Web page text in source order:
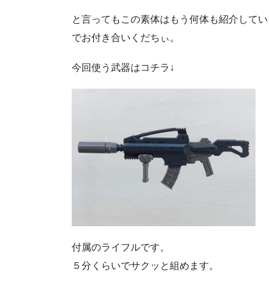
と言ってもこの素体はもう何体も紹介して
でお付き合いくだちぃ。
今回使う武器はコチラ↓
付属のライフルです。
５分くらいでサクッと組めます。